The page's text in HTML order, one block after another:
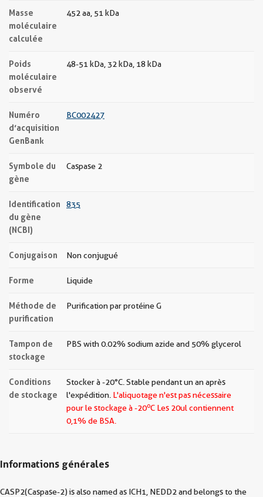
Masse
moléculaire
calculée
452 aa, 51 kDa
Poids
moléculaire
observé
48-51 kDa, 32 kDa, 18 kDa
Numéro
d’acquisition
GenBank
BC002427
Symbole du
gène
Caspase 2
Identification
du gène
(NCBI)
835
Conjugaison Non conjugué
Forme Liquide
Méthode de
purification
Purification par protéine G
Tampon de
stockage
PBS with 0.02% sodium azide and 50% glycerol
Conditions
de stockage
Stocker à -20°C. Stable pendant un an après
l'expédition. L'aliquotage n'est pas nécessaire
pour le stockage à -20oC Les 20ul contiennent
0,1% de BSA.
Informations générales
CASP2(Caspase-2) is also named as ICH1, NEDD2 and belongs to the